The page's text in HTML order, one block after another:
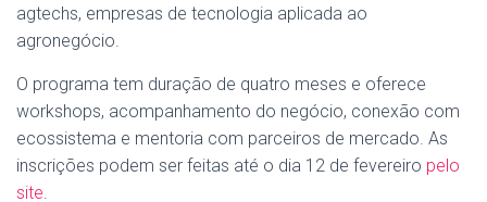
agtechs, empresas de tecnologia aplicada ao
agronegócio.
O programa tem duração de quatro meses e oferece
workshops, acompanhamento do negócio, conexão com
ecossistema e mentoria com parceiros de mercado. As
inscrições podem ser feitas até o dia 12 de fevereiro pelo
site.